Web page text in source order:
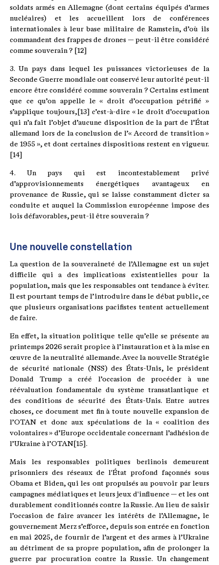
soldats armés en Allemagne (dont certains équipés d’armes
nucléaires) et les accueillent lors de conférences
internationales à leur base militaire de Ramstein, d’où ils
commandent des frappes de drones — peut-il être considéré
comme souverain ? [12]
3. Un pays dans lequel les puissances victorieuses de la
Seconde Guerre mondiale ont conservé leur autorité peut-il
encore être considéré comme souverain ? Certains estiment
que ce qu’on appelle le « droit d’occupation pétrifié »
s’applique toujours,[13] c’est-à-dire « le droit d’occupation
qui n’a fait l’objet d’aucune disposition de la part de l’État
allemand lors de la conclusion de l’« Accord de transition »
de 1955 », et dont certaines dispositions restent en vigueur.
[14]
4. Un pays qui est incontestablement privé
d’approvisionnements énergétiques avantageux en
provenance de Russie, qui se laisse constamment dicter sa
conduite et auquel la Commission européenne impose des
lois défavorables, peut-il être souverain ?
Une nouvelle constellation
La question de la souveraineté de l’Allemagne est un sujet
difficile qui a des implications existentielles pour la
population, mais que les responsables ont tendance à éviter.
Il est pourtant temps de l’introduire dans le débat public, ce
que plusieurs organisations pacifistes tentent actuellement
de faire.
En effet, la situation politique telle qu’elle se présente au
printemps 2026 serait propice à l’instauration et à la mise en
œuvre de la neutralité allemande. Avec la nouvelle Stratégie
de sécurité nationale (NSS) des États-Unis, le président
Donald Trump a créé l’occasion de procéder à une
réévaluation fondamentale du système transatlantique et
des conditions de sécurité des États-Unis. Entre autres
choses, ce document met fin à toute nouvelle expansion de
l’OTAN et donc aux spéculations de la « coalition des
volontaires » d’Europe occidentale concernant l’adhésion de
l’Ukraine à l’OTAN[15].
Mais les responsables politiques berlinois demeurent
prisonniers des réseaux de l'État profond façonnés sous
Obama et Biden, qui les ont propulsés au pouvoir par leurs
campagnes médiatiques et leurs jeux d'influence — et les ont
durablement conditionnés contre la Russie. Au lieu de saisir
l’occasion de faire avancer les intérêts de l’Allemagne, le
gouvernement Merz s’efforce, depuis son entrée en fonction
en mai 2025, de fournir de l’argent et des armes à l’Ukraine
au détriment de sa propre population, afin de prolonger la
guerre par procuration contre la Russie. Un changement